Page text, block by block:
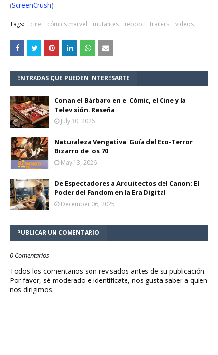
(ScreenCrush)
Tags: cine cómics marvel mutantes reboot trailers videos
ENTRADAS QUE PUEDEN INTERESARTE
Conan el Bárbaro en el Cómic, el Cine y la
Televisión. Reseña
July 30, 2026
Naturaleza Vengativa: Guía del Eco-Terror
Bizarro de los 70
May 13, 2026
De Espectadores a Arquitectos del Canon: El
Poder del Fandom en la Era Digital
December 06, 2025
PUBLICAR UN COMENTARIO
0 Comentarios
Todos los comentarios son revisados antes de su publicación.
Por favor, sé moderado e identifícate, nos gusta saber a quien
nos dirigimos.